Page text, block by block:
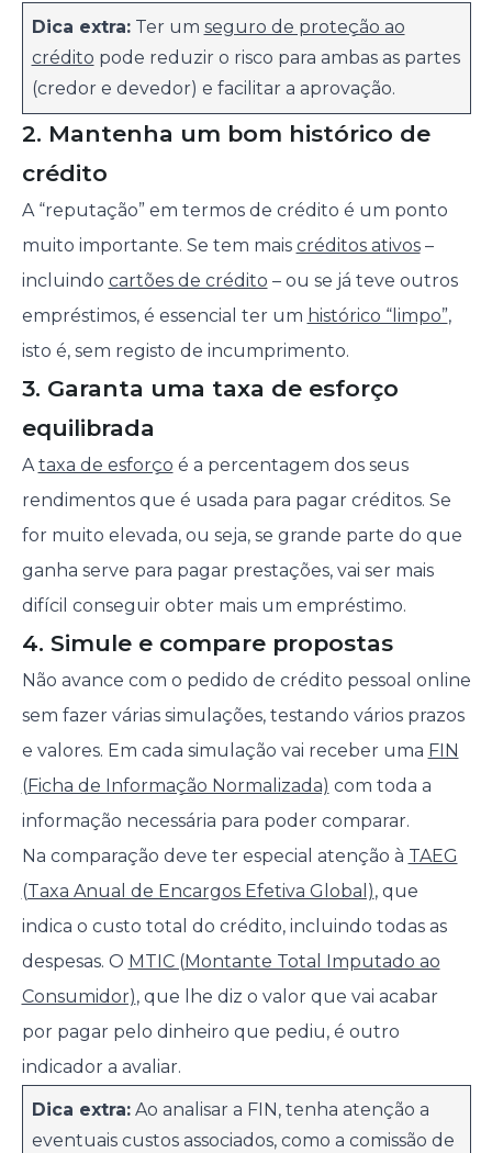
Dica extra:Ter um seguro de proteção ao
crédito pode reduzir o risco para ambas as partes
(credor e devedor) e facilitar a aprovação.
2. Mantenha um bom histórico de
crédito
A “reputação” em termos de crédito é um ponto
muito importante. Se tem mais créditos ativos–
incluindo cartões de crédito – ou se já teve outros
empréstimos, é essencial ter um histórico “limpo”,
isto é, sem registo de incumprimento.
3. Garanta uma taxa de esforço
equilibrada
Ataxa de esforço é a percentagem dos seus
rendimentos que é usada para pagar créditos. Se
for muito elevada, ou seja, se grande parte do que
ganha serve para pagar prestações, vai ser mais
difícil conseguir obter mais um empréstimo.
4. Simule e compare propostas
Não avance com o pedido de crédito pessoal online
sem fazer várias simulações, testando vários prazos
e valores. Em cada simulação vai receber uma FIN
(Ficha de Informação Normalizada) com toda a
informação necessária para poder comparar.
Na comparação deve ter especial atenção à TAEG
(Taxa Anual de Encargos Efetiva Global), que
indica o custo total do crédito, incluindo todas as
despesas. O MTIC (Montante Total Imputado ao
Consumidor), que lhe diz o valor que vai acabar
por pagar pelo dinheiro que pediu, é outro
indicador a avaliar.
Dica extra:Ao analisar a FIN, tenha atenção a
eventuais custos associados, como a comissão de